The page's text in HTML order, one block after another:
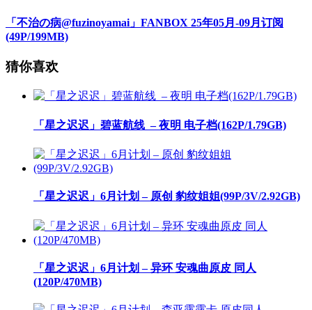
「不治の病@fuzinoyamai」FANBOX 25年05月-09月订阅
(49P/199MB)
猜你喜欢
「星之迟迟」碧蓝航线 ​​​ – 夜明 电子档(162P/1.79GB)
「星之迟迟」6月计划 – 原创 豹纹姐姐(99P/3V/2.92GB)
「星之迟迟」6月计划 – 异环 安魂曲原皮 同人
(120P/470MB)